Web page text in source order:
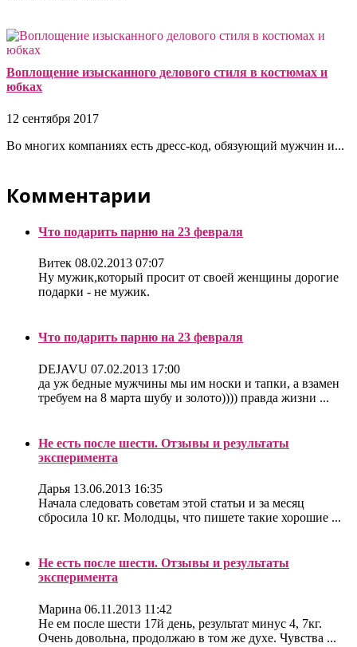
Воплощение изысканного делового стиля в костюмах и
юбках
12 сентября 2017
Во многих компаниях есть дресс-код, обязующий мужчин и...
Комментарии
Что подарить парню на 23 февраля
Витек 08.02.2013 07:07
Ну мужик,который просит от своей женщины дорогие
подарки - не мужик.
Что подарить парню на 23 февраля
DEJAVU 07.02.2013 17:00
да уж бедные мужчины мы им носки и тапки, а взамен
требуем на 8 марта шубу и золото)))) правда жизни ...
Не есть после шести. Отзывы и результаты
эксперимента
Дарья 13.06.2013 16:35
Начала следовать советам этой статьи и за месяц
сбросила 10 кг. Молодцы, что пишете такие хорошие ...
Не есть после шести. Отзывы и результаты
эксперимента
Марина 06.11.2013 11:42
Не ем после шести 17й день, результат минус 4, 7кг.
Очень довольна, продолжаю в том же духе. Чувства ...